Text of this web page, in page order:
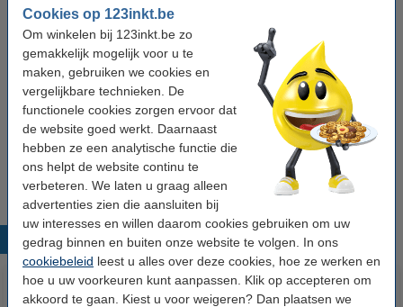
Cookies op 123inkt.be
Om winkelen bij 123inkt.be zo
gemakkelijk mogelijk voor u te
maken, gebruiken we cookies en
vergelijkbare technieken. De
functionele cookies zorgen ervoor dat
de website goed werkt. Daarnaast
hebben ze een analytische functie die
ons helpt de website continu te
verbeteren. We laten u graag alleen
advertenties zien die aansluiten bij
uw interesses en willen daarom cookies gebruiken om uw
gedrag binnen en buiten onze website te volgen. In ons
cookiebeleid leest u alles over deze cookies, hoe ze werken en
hoe u uw voorkeuren kunt aanpassen. Klik op accepteren om
akkoord te gaan. Kiest u voor weigeren? Dan plaatsen we
Prijs per ml € 0,085
€ 5,95 Bestellen
Tip: complete set bestellen
Epson aanbieding: 107-serie zwart + 5 kleuren
(123inkt huismerk)
€ 34,50
Populaire producten